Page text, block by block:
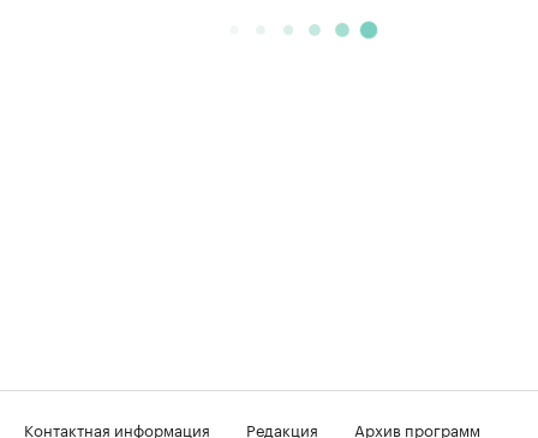
Контактная информация Редакция
Архив программ